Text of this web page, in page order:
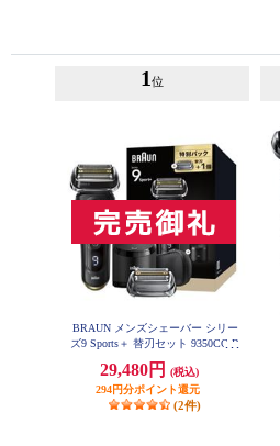
1 位
BRAUN メンズシェーバー シリー
ズ9 Sports＋ 替刃セット 9350CC-B
29,480円
(税込)
294円分ポイント還元
(2件)